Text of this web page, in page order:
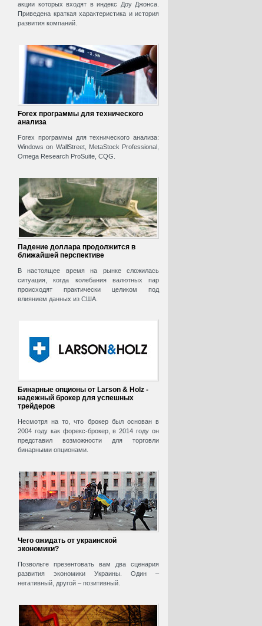
акции которых входят в индекс Доу Джонса.
Приведена краткая характеристика и история
развития компаний.
Forex программы для технического
анализа
Forex программы для технического анализа:
Windows on WallStreet, MetaStock Professional,
Omega Research ProSuite, CQG.
Падение доллара продолжится в
ближайшей перспективе
В настоящее время на рынке сложилась
ситуация, когда колебания валютных пар
происходят практически целиком под
влиянием данных из США.
Бинарные опционы от Larson & Holz -
надежный брокер для успешных
трейдеров
Несмотря на то, что брокер был основан в
2004 году как форекс-брокер, в 2014 году он
представил возможности для торговли
бинарными опционами.
Чего ожидать от украинской
экономики?
Позвольте презентовать вам два сценария
развития экономики Украины. Один –
негативный, другой – позитивный.